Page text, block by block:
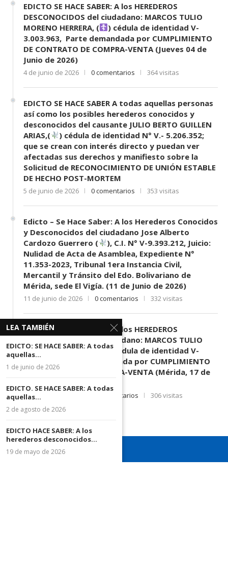
EDICTO SE HACE SABER: A los HEREDEROS
DESCONOCIDOS del ciudadano: MARCOS TULIO
MORENO HERRERA, (
) cédula de identidad V-
3.003.963, Parte demandada por CUMPLIMIENTO
DE CONTRATO DE COMPRA-VENTA (Jueves 04 de
Junio de 2026)
4 de junio de 2026 0 comentarios 364 visitas
EDICTO SE HACE SABER A todas aquellas personas
así como los posibles herederos conocidos y
desconocidos del causante JULIO BERTO GUILLEN
ARIAS,(
) cédula de identidad N° V.- 5.206.352;
que se crean con interés directo y puedan ver
afectadas sus derechos y manifiesto sobre la
Solicitud de RECONOCIMIENTO DE UNIÓN ESTABLE
DE HECHO POST-MORTEM
5 de junio de 2026 0 comentarios 353 visitas
Edicto – Se Hace Saber: A los Herederos Conocidos
y Desconocidos del ciudadano Jose Alberto
Cardozo Guerrero (
), C.I. N° V-9.393.212, Juicio:
Nulidad de Acta de Asamblea, Expediente N°
11.353-2023, Tribunal 1era Instancia Civil,
Mercantil y Tránsito del Edo. Bolivariano de
Mérida, sede El Vigía. (11 de Junio de 2026)
11 de junio de 2026 0 comentarios 332 visitas
EDICTO SE HACE SABER: A los HEREDEROS
DESCONOCIDOS del ciudadano: MARCOS TULIO
MORENO HERRERA, (
) cédula de identidad V-
3.003.963, Parte demandada por CUMPLIMIENTO
DE CONTRATO DE COMPRA-VENTA (Mérida, 17 de
17 de junio de 2026 0 comentarios 306 visitas
LEA TAMBIÉN
EDICTO: SE HACE SABER: A todas
aquellas...
1 de junio de 2026
EDICTO. SE HACE SABER: A todas
aquellas...
2 de agosto de 2026
EDICTO HACE SABER: A los
herederos desconocidos...
19 de mayo de 2026